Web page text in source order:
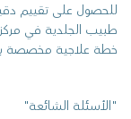
للحصول على تقييم
طبيب الجلدية في
خطة علاجية مخصصة
"الأسئلة الشائعة"